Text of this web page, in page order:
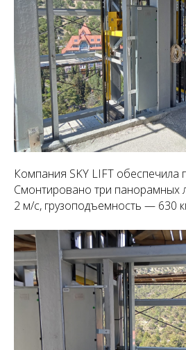
Компания SKY LIFT обеспечила
Смонтировано три панорамных
2 м/с, грузоподъемность — 630